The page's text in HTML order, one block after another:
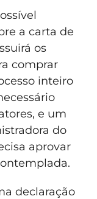
a carta de
os
comprar
inteiro
e um
do
aprovar
declaração